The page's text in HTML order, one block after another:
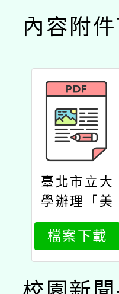
內容附
臺北市立大
學辦理「美
感與數位教
科書研究計
畫」規劃美
感人才培育
檔案下載